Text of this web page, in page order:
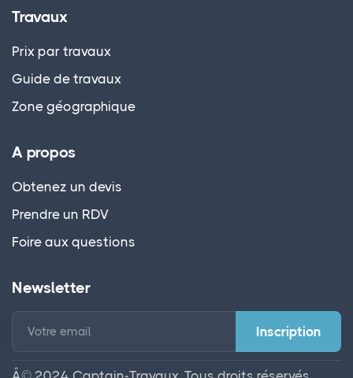
Travaux
Prix par travaux
Guide de travaux
Zone géographique
A propos
Obtenez un devis
Prendre un RDV
Foire aux questions
Newsletter
Votre email